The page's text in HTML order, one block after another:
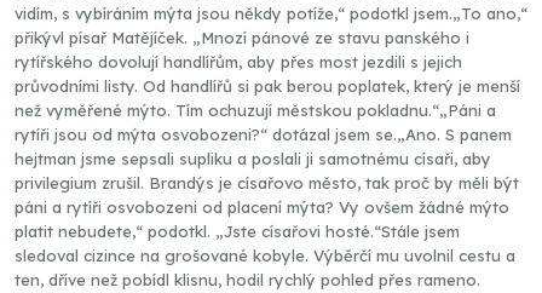
vidím, s vybíráním mýta jsou někdy potíže,“ podotkl jsem.„To ano,“
přikývl písař Matějíček. „Mnozí pánové ze stavu panského i
rytířského dovolují handlířům, aby přes most jezdili s jejich
průvodními listy. Od handlířů si pak berou poplatek, který je menší
než vyměřené mýto. Tím ochuzují městskou pokladnu.“„Páni a
rytíři jsou od mýta osvobozeni?“ dotázal jsem se.„Ano. S panem
hejtman jsme sepsali supliku a poslali ji samotnému císaři, aby
privilegium zrušil. Brandýs je císařovo město, tak proč by měli být
páni a rytíři osvobozeni od placení mýta? Vy ovšem žádné mýto
platit nebudete,“ podotkl. „Jste císařovi hosté.“Stále jsem
sledoval cizince na grošované kobyle. Výběrčí mu uvolnil cestu a
ten, dříve než pobídl klisnu, hodil rychlý pohled přes rameno.